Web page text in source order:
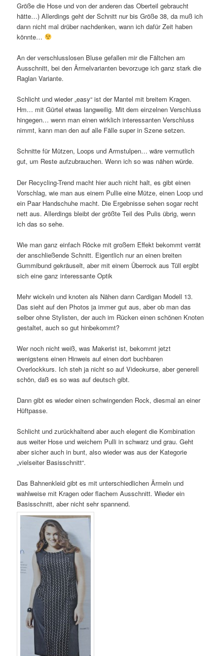
Größe die Hose und von der anderen das Oberteil gebraucht
hätte…) Allerdings geht der Schnitt nur bis Größe 38, da muß ich
dann nicht mal drüber nachdenken, wann ich dafür Zeit haben
könnte…
An der verschlusslosen Bluse gefallen mir die Fältchen am
Ausschnitt, bei den Ärmelvarianten bevorzuge ich ganz stark die
Raglan Variante.
Schlicht und wieder „easy“ ist der Mantel mit breitem Kragen.
Hm… mit Gürtel etwas langweilig. Mit dem einzelnen Verschluss
hingegen… wenn man einen wirklich interessanten Verschluss
nimmt, kann man den auf alle Fälle super in Szene setzen.
Schnitte für Mützen, Loops und Armstulpen… wäre vermutlich
gut, um Reste aufzubrauchen. Wenn ich so was nähen würde.
Der Recycling-Trend macht hier auch nicht halt, es gibt einen
Vorschlag, wie man aus einem Pullie eine Mütze, einen Loop und
ein Paar Handschuhe macht. Die Ergebnisse sehen sogar recht
nett aus. Allerdings bleibt der größte Teil des Pulis übrig, wenn
ich das so sehe.
Wie man ganz einfach Röcke mit großem Effekt bekommt verrät
der anschließende Schnitt. Eigentlich nur an einen breiten
Gummibund gekräuselt, aber mit einem Überrock aus Tüll ergibt
sich eine ganz interessante Optik
Mehr wickeln und knoten als Nähen dann Cardigan Modell 13.
Das sieht auf den Photos ja immer gut aus, aber ob man das
selber ohne Stylisten, der auch im Rücken einen schönen Knoten
gestaltet, auch so gut hinbekommt?
Wer noch nicht weiß, was Makerist ist, bekommt jetzt
wenigstens einen Hinweis auf einen dort buchbaren
Overlockkurs. Ich steh ja nicht so auf Videokurse, aber generell
schön, daß es so was auf deutsch gibt.
Dann gibt es wieder einen schwingenden Rock, diesmal an einer
Hüftpasse.
Schlicht und zurückhaltend aber auch elegent die Kombination
aus weiter Hose und weichem Pulli in schwarz und grau. Geht
aber sicher auch in bunt, also wieder was aus der Kategorie
„vielseiter Basisschnitt“.
Das Bahnenkleid gibt es mit unterschiedlichen Ärmeln und
wahlweise mit Kragen oder flachem Ausschnitt. Wieder ein
Basisschnitt, aber nicht sehr spannend.